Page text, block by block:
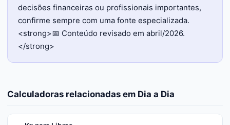
decisões financeiras ou profissionais importantes,
confirme sempre com uma fonte especializada.
<strong>📅 Conteúdo revisado em abril/2026.
</strong>
Calculadoras relacionadas em Dia a Dia